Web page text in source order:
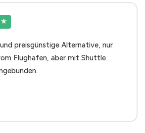
★
preisgünstige Alternative, nur
Flughafen, aber mit Shuttle